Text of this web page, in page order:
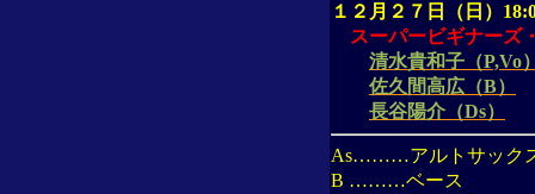
１２月２７日（日）
スーパービギナーズ
清水貴和子（P,Vo
佐久間高広（B）
長谷陽介（Ds）
As………アルトサック
B ………ベース